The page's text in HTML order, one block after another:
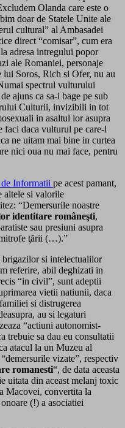
Olanda care este o
doar de Statele Unite ale
cultural” al Ambasadei
direct “comisar”, cum era
adresa intregului popor
ale Romaniei, personaje
lui Soros, Rich si Ofer, nu au
spectrul vulturului
ajuns ca sa-i bage pe sub
Culturii, invizibili in tot
in asaltul lor asupra
daca vulturul pe care-l
ne uitam mai bine in curtea
nici oua nu mai face, pentru
Informatii pe acest pamant,
altele si valorile
“Demersurile noastre
identitare româneşti,
sau presiuni asupra
ţării (…).”
si intelectualilor
referire, abil deghizati in
“in civil”, sunt adeptii
vietii natiunii, daca
si distrugerea
au si legaturi
“actiuni autonomist-
trebuie sa dau eu consultatii
atacul la un Muzeu al
vizate”, respectiv
romanesti“, de data aceasta
uitata din aceast melanj toxic
Macovei, convertita la
(!) a asociatiei